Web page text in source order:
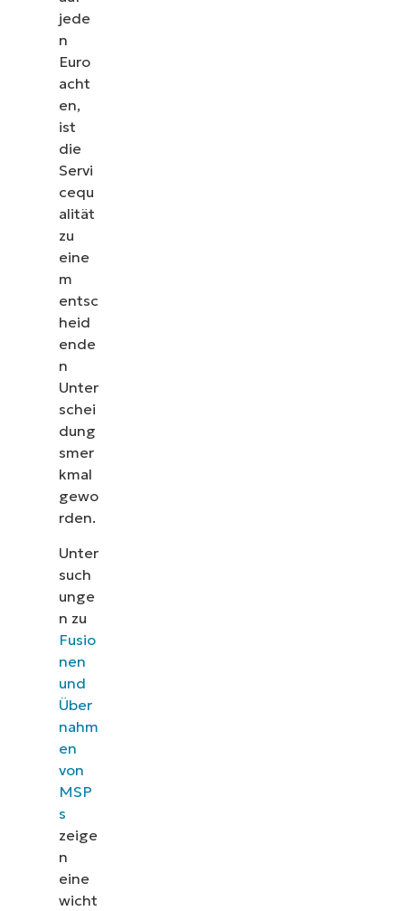
jede
n
Euro
acht
en,
ist
die
Servi
cequ
alität
zu
eine
m
entsc
heid
ende
n
Unter
schei
dung
smer
kmal
gewo
rden.
Unter
such
unge
n zu
Fusio
nen
und
Über
nahm
en
von
MSP
s
zeige
n
eine
wicht